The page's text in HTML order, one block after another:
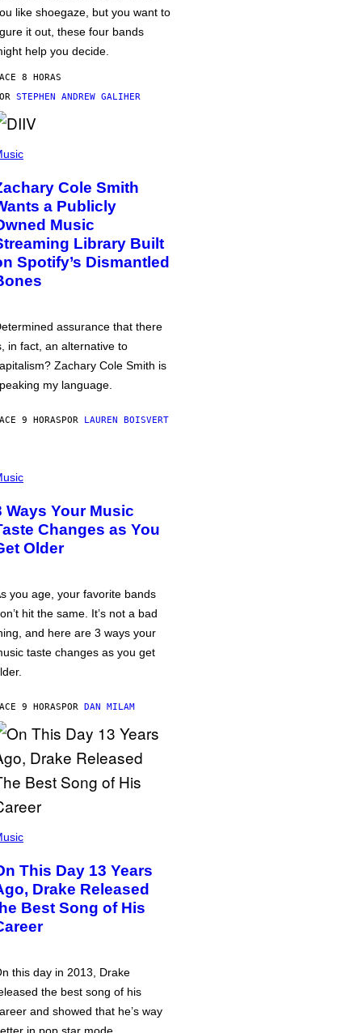
like shoegaze, but you want to
it out, these four bands
help you decide.
8 HORAS
STEPHEN ANDREW GALIHER
Cole Smith
a Publicly
Music
Library Built
Spotify’s Dismantled
assurance that there
in fact, an alternative to
Zachary Cole Smith is
my language.
9 HORASPOR LAUREN BOISVERT
Ways Your Music
Changes as You
Older
you age, your favorite bands
hit the same. It’s not a bad
and here are 3 ways your
taste changes as you get
9 HORASPOR DAN MILAM
This Day 13 Years
Drake Released
Best Song of His
this day in 2013, Drake
the best song of his
and showed that he’s way